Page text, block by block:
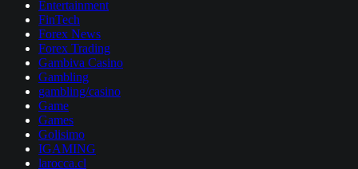
Entertainment
FinTech
Forex News
Forex Trading
Gambiva Casino
Gambling
gambling/casino
Game
Games
Golisimo
IGAMING
larocca.cl